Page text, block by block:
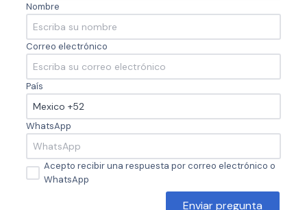
Nombre
Correo electrónico
País
WhatsApp
Acepto recibir una respuesta por correo electrónico o
WhatsApp
Enviar pregunta